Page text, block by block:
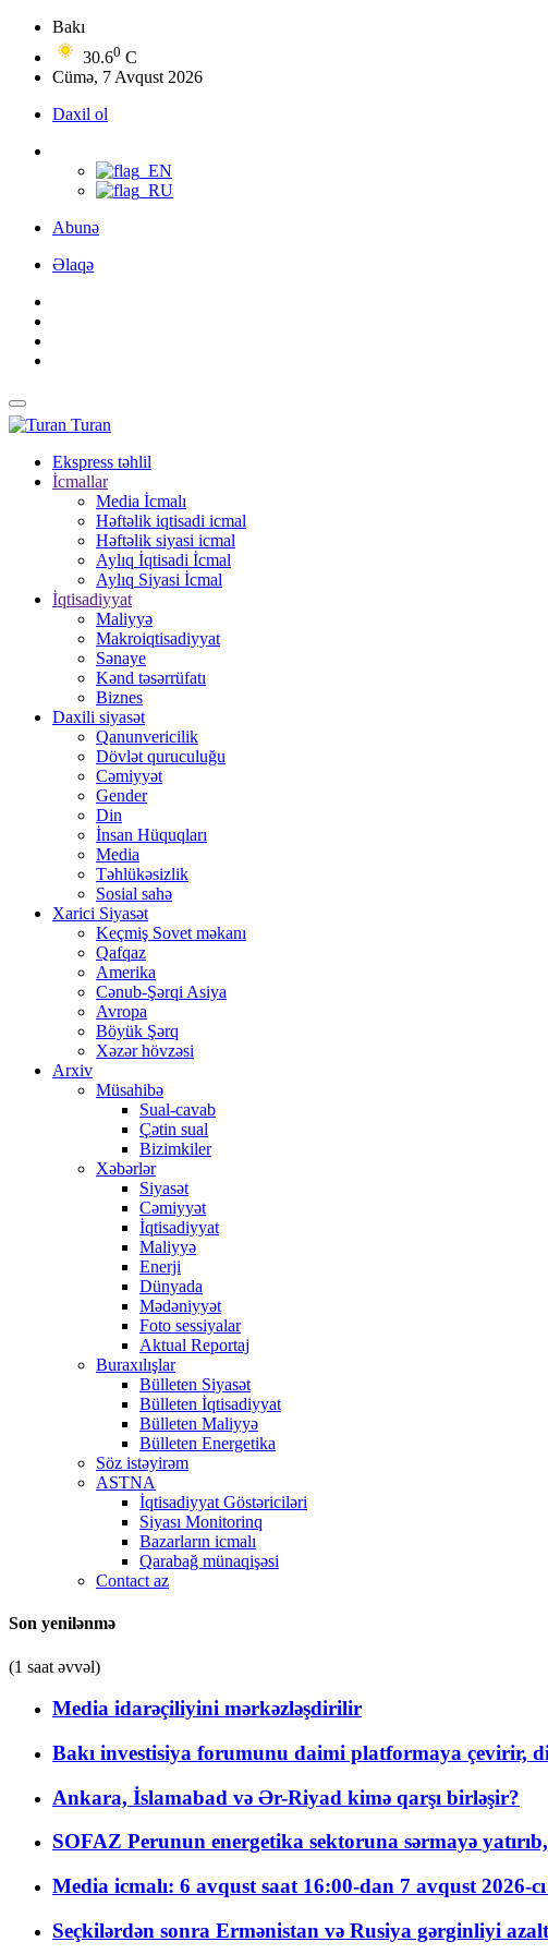
Bakı
30.60 C
Cümə, 7 Avqust 2026
Daxil ol
Abunə
Əlaqə
Turan
Ekspress təhlil
İcmallar
Media İcmalı
Həftəlik iqtisadi icmal
Həftəlik siyasi icmal
Aylıq İqtisadi İcmal
Aylıq Siyasi İcmal
İqtisadiyyat
Maliyyə
Makroiqtisadiyyat
Sənaye
Kənd təsərrüfatı
Biznes
Daxili siyasət
Qanunvericilik
Dövlət quruculuğu
Cəmiyyət
Gender
Din
İnsan Hüquqları
Media
Təhlükəsizlik
Sosial sahə
Xarici Siyasət
Keçmiş Sovet məkanı
Qafqaz
Amerika
Cənub-Şərqi Asiya
Avropa
Böyük Şərq
Xəzər hövzəsi
Arxiv
Müsahibə
Sual-cavab
Çətin sual
Bizimkiler
Xəbərlər
Siyasət
Cəmiyyət
İqtisadiyyat
Maliyyə
Enerji
Dünyada
Mədəniyyət
Foto sessiyalar
Aktual Reportaj
Buraxılışlar
Bülleten Siyasət
Bülleten İqtisadiyyat
Bülleten Maliyyə
Bülleten Energetika
Söz istəyirəm
ASTNA
İqtisadiyyat Göstəriciləri
Siyası Monitorinq
Bazarların icmalı
Qarabağ münaqişəsi
Contact az
Son yenilənmə
(1 saat əvvəl)
Media idarəçiliyini mərkəzləşdirilir
Bakı investisiya forumunu daimi platformaya çevirir,
Ankara, İslamabad və Ər-Riyad kimə qarşı birləşir?
SOFAZ Perunun energetika sektoruna sərmayə
Media icmalı: 6 avqust saat 16:00-dan 7 avqust 2026-
Seçkilərdən sonra Ermənistan və Rusiya gərginliyi